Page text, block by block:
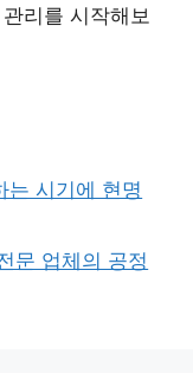
리를 시작해보
는 시기에 현명
문 업체의 공정